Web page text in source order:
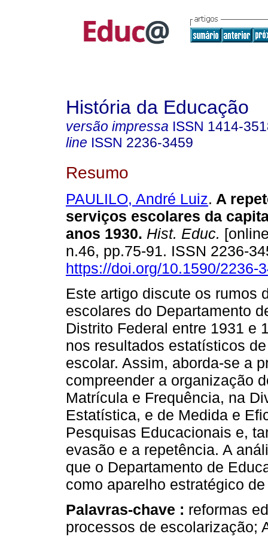
História da Educação
versão impressa ISSN 1414-
line ISSN 2236-3459
Resumo
PAULILO, André Luiz. A
serviços escolares da
anos 1930. Hist. Educ.
n.46, pp.75-91. ISSN 2236-
https://doi.org/10.1590/2236-
Este artigo discute os rumos
escolares do Departamento
Distrito Federal entre 1931 e
nos resultados estatísticos
escolar. Assim, aborda-se a
compreender a organização
Matrícula e Frequência, na
Estatística, e de Medida e
Pesquisas Educacionais e,
evasão e a repetência. A
que o Departamento de
como aparelho estratégico
Palavras-chave : reformas
processos de escolarização;